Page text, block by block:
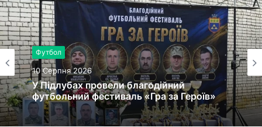
Футбол
10 Серпня 2026
У Підлубах провели благодійний
футбольний фестиваль «Гра за Героїв»